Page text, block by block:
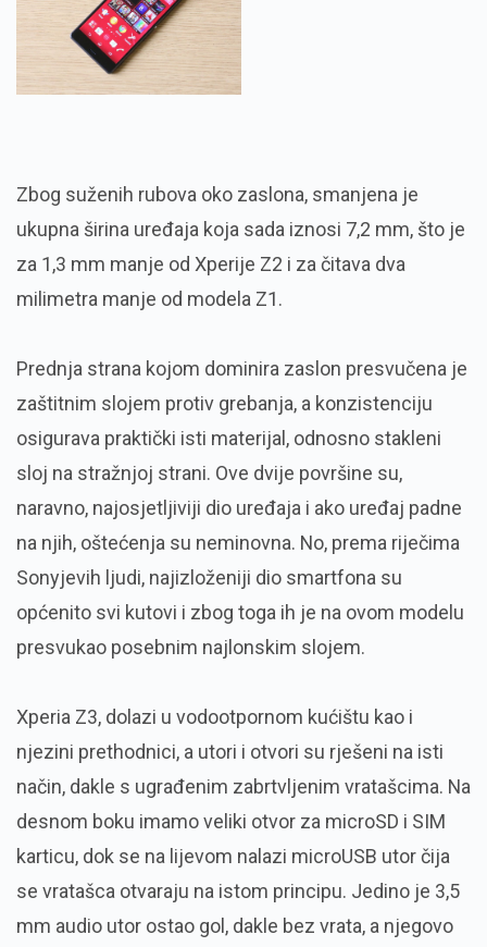
Zbog suženih rubova oko zaslona, smanjena je
ukupna širina uređaja koja sada iznosi 7,2 mm, što je
za 1,3 mm manje od Xperije Z2 i za čitava dva
milimetra manje od modela Z1.
Prednja strana kojom dominira zaslon presvučena je
zaštitnim slojem protiv grebanja, a konzistenciju
osigurava praktički isti materijal, odnosno stakleni
sloj na stražnjoj strani. Ove dvije površine su,
naravno, najosjetljiviji dio uređaja i ako uređaj padne
na njih, oštećenja su neminovna. No, prema riječima
Sonyjevih ljudi, najizloženiji dio smartfona su
općenito svi kutovi i zbog toga ih je na ovom modelu
presvukao posebnim najlonskim slojem.
Xperia Z3, dolazi u vodootpornom kućištu kao i
njezini prethodnici, a utori i otvori su rješeni na isti
način, dakle s ugrađenim zabrtvljenim vratašcima. Na
desnom boku imamo veliki otvor za microSD i SIM
karticu, dok se na lijevom nalazi microUSB utor čija
se vratašca otvaraju na istom principu. Jedino je 3,5
mm audio utor ostao gol, dakle bez vrata, a njegovo